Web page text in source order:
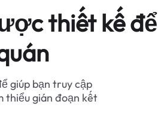
thiết kế để
giúp bạn truy cập
thiểu gián đoạn kết